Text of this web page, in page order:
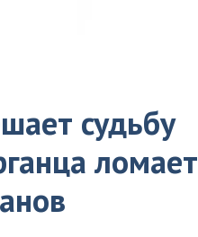
судьбу
ломает